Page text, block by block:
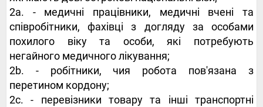
2а. - медичні працівники, медичні вчені та
співробітники, фахівці з догляду за особами
похилого віку та особи, які потребують
негайного медичного лікування;
2b. - робітники, чия робота пов'язана з
перетином кордону;
2c. - перевізники товару та інші транспортні